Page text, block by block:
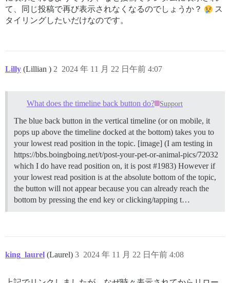
て、同じ投稿で再び表示されなくなるのでしょうか？
ス
タイリングしたいだけなのです。
Lilly (Lillian ) 2024 年 11 月 22 日午前 4:07
2
What does the timeline back button do? Support
The blue back button in the vertical timeline (or on mobile, it
pops up above the timeline docked at the bottom) takes you to
your lowest read position in the topic. [image] (I am testing in
https://bbs.boingboing.net/t/post-your-pet-or-animal-pics/72032
which I do have read position on, it is post #1983) However if
your lowest read position is at the absolute bottom of the topic,
the button will not appear because you can already reach the
bottom by pressing the end key or clicking/tapping t…
king_laurel (Laurel) 2024 年 11 月 22 日午前 4:08
3